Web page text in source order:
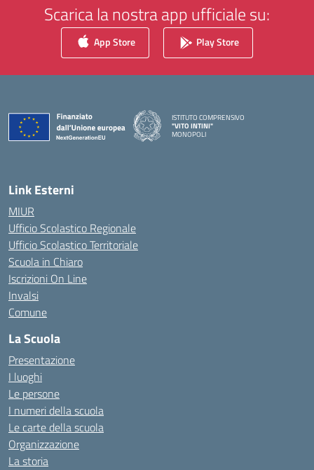
Scarica la nostra app ufficiale su:
App Store Play Store
ISTITUTO COMPRENSIVO
"VITO INTINI"
MONOPOLI
Link Esterni
MIUR
Ufficio Scolastico Regionale
Ufficio Scolastico Territoriale
Scuola in Chiaro
Iscrizioni On Line
Invalsi
Comune
La Scuola
Presentazione
I luoghi
Le persone
I numeri della scuola
Le carte della scuola
Organizzazione
La storia